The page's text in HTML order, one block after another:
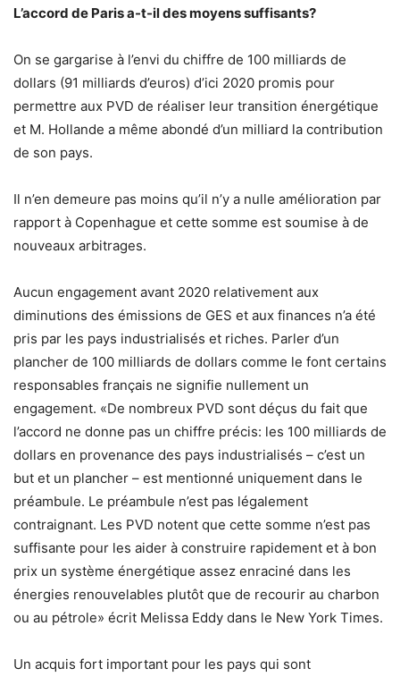
L’accord de Paris a-t-il des moyens suffisants?
On se gargarise à l’envi du chiffre de 100 milliards de
dollars (91 milliards d’euros) d’ici 2020 promis pour
permettre aux PVD de réaliser leur transition énergétique
et M. Hollande a même abondé d’un milliard la contribution
de son pays.
Il n’en demeure pas moins qu’il n’y a nulle amélioration par
rapport à Copenhague et cette somme est soumise à de
nouveaux arbitrages.
Aucun engagement avant 2020 relativement aux
diminutions des émissions de GES et aux finances n’a été
pris par les pays industrialisés et riches. Parler d’un
plancher de 100 milliards de dollars comme le font certains
responsables français ne signifie nullement un
engagement. «De nombreux PVD sont déçus du fait que
l’accord ne donne pas un chiffre précis: les 100 milliards de
dollars en provenance des pays industrialisés – c’est un
but et un plancher – est mentionné uniquement dans le
préambule. Le préambule n’est pas légalement
contraignant. Les PVD notent que cette somme n’est pas
suffisante pour les aider à construire rapidement et à bon
prix un système énergétique assez enraciné dans les
énergies renouvelables plutôt que de recourir au charbon
ou au pétrole» écrit Melissa Eddy dans le New York Times.
Un acquis fort important pour les pays qui sont